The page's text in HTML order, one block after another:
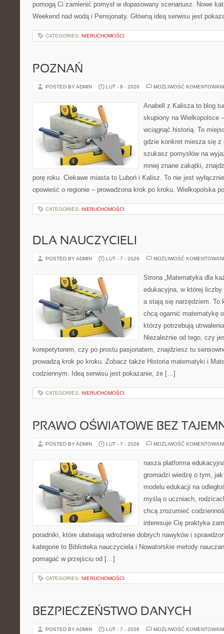
pomogą Ci zamienić pomysł w dopasowany scenariusz. Nowe
Weekend nad wodą i Pensjonaty. Główną ideą serwisu jest
CATEGORIES: NIERUCHOMOŚCI
POZNAŃ
POSTED BY ADMIN LUT - 8 - 2026 MOŻLIWOŚĆ
Anabell z Kalisza to blog
skupiony na Wielkopolsce
wciągnąć historią. To
gdzie konkret miesza się
szukasz pomysłów na
mniej znane zakątki,
porę roku. Ciekawe miasta to Luboń i Kalisz. To nie jest
opowieść o regionie – prowadzona krok po kroku. Wielkopolska
CATEGORIES: NIERUCHOMOŚCI
DLA NAUCZYCIELI
POSTED BY ADMIN LUT - 7 - 2026 MOŻLIWOŚĆ
Strona „Matematyka dla
edukacyjna, w której
a stają się narzędziem. To
chcą ogarnić matematykę
którzy potrzebują
Niezależnie od tego, czy
korepetytorem, czy po prostu pasjonatem, znajdziesz tu
prowadzą krok po kroku. Zobacz także Historia matematyki i
codziennym. Ideą serwisu jest pokazanie, że […]
CATEGORIES: NIERUCHOMOŚCI
PRAWO OŚWIATOWE BEZ
POSTED BY ADMIN LUT - 7 - 2026 MOŻLIWOŚĆ
nasza platforma
gromadzi wiedzę o tym,
modelu edukacji na
myślą o uczniach,
chcą zrozumieć
interesuje Cię praktyka
poradniki, które ułatwiają wdrożenie dobrych nawyków i
kategorie to Biblioteka nauczyciela i Nowatorskie metody
pomagać w przejściu od […]
CATEGORIES: NIERUCHOMOŚCI
BEZPIECZEŃSTWO DANYCH
POSTED BY ADMIN LUT - 7 - 2026 MOŻLIWOŚĆ